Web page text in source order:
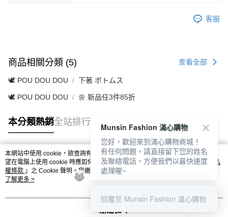
客服
商品相關分類 (5) 查看全部
🕊️ POU DOU DOU 下著 ボトムス
🕊️ POU DOU DOU 🌼 新品任3件85折
本分類熱銷全站排行
熱門標籤
本網站中使用 cookie，欲查詢有關本網站使用 cookie 方式之詳情，及若您不希
望在電腦上使用 cookie 時應如何變更電腦的 cookie 設定，請參閱本網站「
隱私
權條款 」之 Cookie 聲明。您繼續使用本網站即表示您同意本公司得按本網站使
用條款之 Cookie 聲明使用 cookie。
了解更多 >
我知道了
Munsin Fashion 滿心購物
您好，歡迎來到滿心購物商城！
有任何問題，請直接留下您的姓名
及聯絡電話，方便我們以最快速度
處理喔~
回覆至 Munsin Fashion 滿心購物